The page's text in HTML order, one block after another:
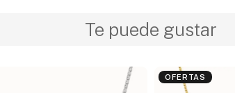
Te puede gustar
OFERTAS